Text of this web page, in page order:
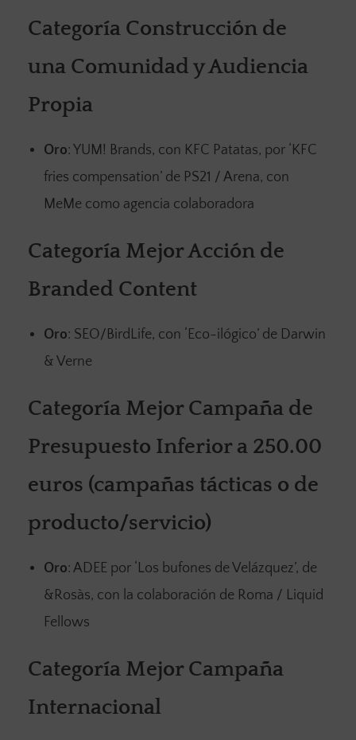
Categoría Construcción de
una Comunidad y Audiencia
Propia
Oro: YUM! Brands, con KFC Patatas, por ‘KFC
fries compensation’ de PS21 / Arena, con
MeMe como agencia colaboradora
Categoría Mejor Acción de
Branded Content
Oro: SEO/BirdLife, con ‘Eco-ilógico’ de Darwin
& Verne
Categoría Mejor Campaña de
Presupuesto Inferior a 250.00
euros (campañas tácticas o de
producto/servicio)
Oro: ADEE por ‘Los bufones de Velázquez’, de
&Rosàs, con la colaboración de Roma / Liquid
Fellows
Categoría Mejor Campaña
Internacional